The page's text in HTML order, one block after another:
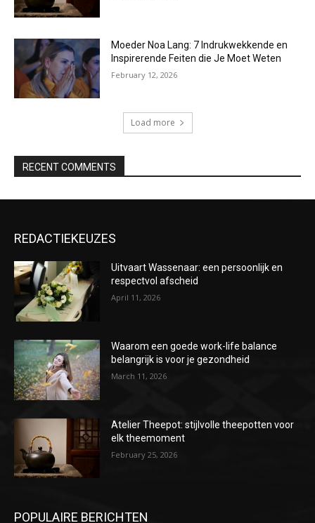
Moeder Noa Lang: 7 Indrukwekkende en
Inspirerende Feiten die Je Moet Weten
February 12, 2026
Load more
RECENT COMMENTS
REDACTIEKEUZES
Uitvaart Wassenaar: een persoonlijk en
respectvol afscheid
April 11, 2026
Waarom een goede work-life balance
belangrijk is voor je gezondheid
March 11, 2026
Atelier Theepot: stijlvolle theepotten voor
elk theemoment
February 25, 2026
POPULAIRE BERICHTEN